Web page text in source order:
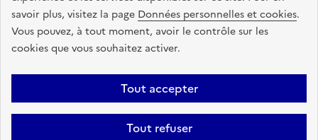
savoir plus, visitez la page Données personnelles et cookies.
Vous pouvez, à tout moment, avoir le contrôle sur les
cookies que vous souhaitez activer.
Tout accepter
Tout refuser
legifrance.gouv.fr
info.gouv.fr
service-public.gouv.fr
data.gouv.fr
Plan du site Accessibilite : non conforme
Mentions légales
Politique de confidentialité
Gestion des cookies FAQ
Kit de
Statistiques Code source